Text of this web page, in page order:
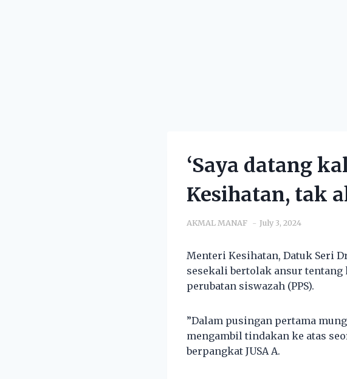
‘Saya datang
Kesihatan, tak
AKMAL MANAF July 3, 2024
Menteri Kesihatan, Datuk Seri
sesekali bertolak ansur
perubatan siswazah (PPS).
”Dalam pusingan pertama
mengambil tindakan ke atas
berpangkat JUSA A.